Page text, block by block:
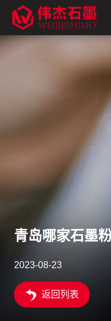
青岛哪家石墨
2023-08-23
返回列表